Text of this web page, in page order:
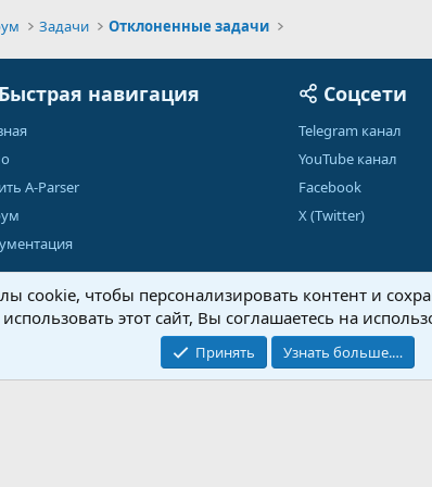
Задачи Отклоненные задачи
Быстрая навигация
A-Parser
Соцсети
Telegram канал
YouTube канал
Facebook
X (Twitter)
Обратная связь
Community platform by XenForo® © 2010-2026 XenForo
cookie, чтобы персонализировать контент и
этот сайт, Вы соглашаетесь на
Принять Узнать больше.…